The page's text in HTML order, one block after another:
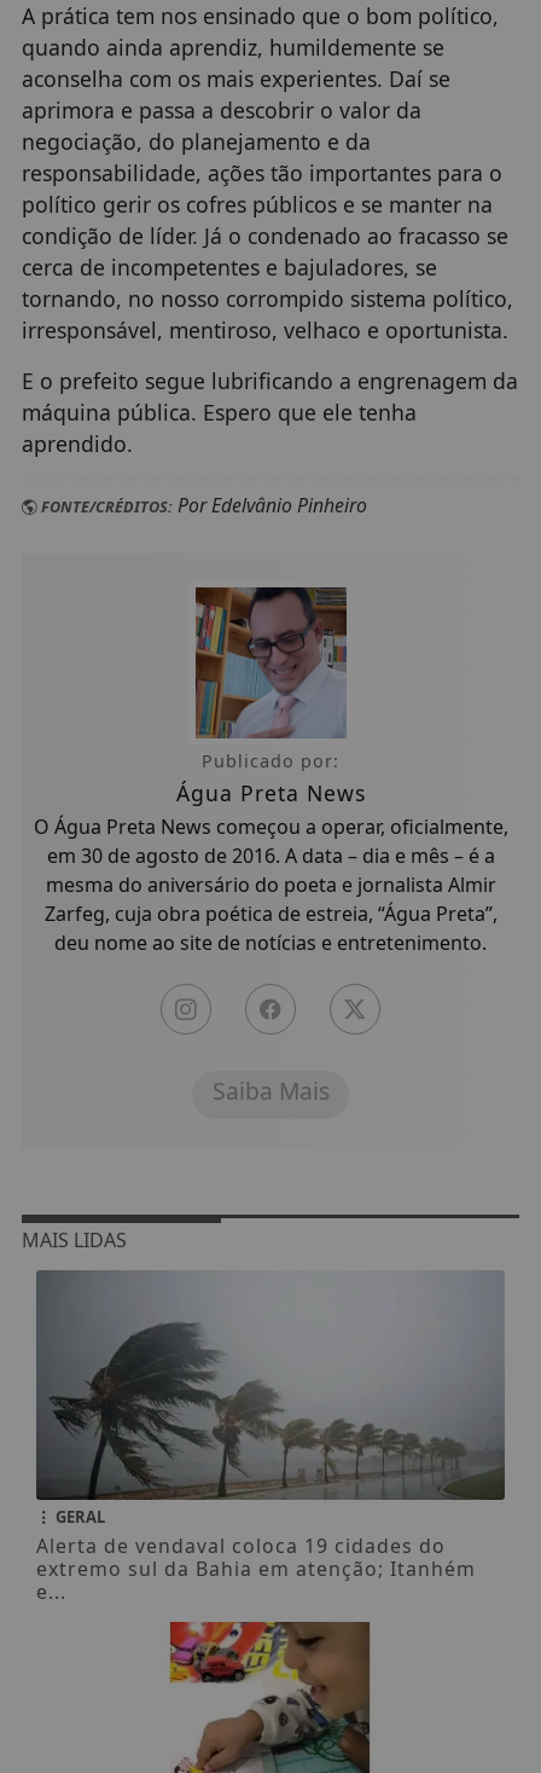
A prática tem nos ensinado que o bom político,
quando ainda aprendiz, humildemente se
aconselha com os mais experientes. Daí se
aprimora e passa a descobrir o valor da
negociação, do planejamento e da
responsabilidade, ações tão importantes para o
político gerir os cofres públicos e se manter na
condição de líder. Já o condenado ao fracasso se
cerca de incompetentes e bajuladores, se
tornando, no nosso corrompido sistema político,
irresponsável, mentiroso, velhaco e oportunista.
E o prefeito segue lubrificando a engrenagem da
máquina pública. Espero que ele tenha
aprendido.
FONTE/CRÉDITOS:Por Edelvânio Pinheiro
Publicado por:
Água Preta News
O Água Preta News começou a operar, oficialmente,
em 30 de agosto de 2016. A data – dia e mês – é a
mesma do aniversário do poeta e jornalista Almir
Zarfeg, cuja obra poética de estreia, “Água Preta”,
deu nome ao site de notícias e entretenimento.
Saiba Mais
MAIS LIDAS
GERAL
Alerta de vendaval coloca 19 cidades do
extremo sul da Bahia em atenção; Itanhém
e...